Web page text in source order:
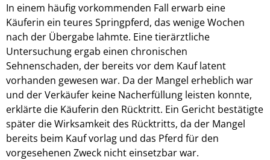
In einem häufig vorkommenden Fall erwarb eine
Käuferin ein teures Springpferd, das wenige Wochen
nach der Übergabe lahmte. Eine tierärztliche
Untersuchung ergab einen chronischen
Sehnenschaden, der bereits vor dem Kauf latent
vorhanden gewesen war. Da der Mangel erheblich war
und der Verkäufer keine Nacherfüllung leisten konnte,
erklärte die Käuferin den Rücktritt. Ein Gericht bestätigte
später die Wirksamkeit des Rücktritts, da der Mangel
bereits beim Kauf vorlag und das Pferd für den
vorgesehenen Zweck nicht einsetzbar war.